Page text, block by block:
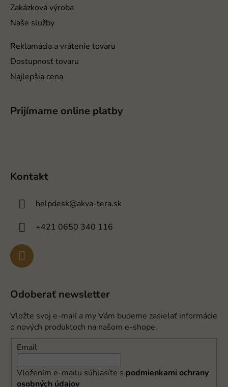
Zakázková výroba
Naše služby
Reklamácia a vrátenie tovaru
Dostupnosť tovaru
Najlepšia cena
Prijímame online platby
Kontakt
helpdesk@akva-tera.sk
+421 0650 340 116
Odoberať newsletter
Vložte svoj e-mail a my Vám budeme zasielať informácie
o nových produktoch na našom e-shope.
Email
Vložením e-mailu súhlasíte s podmienkami ochrany
osobných údajov